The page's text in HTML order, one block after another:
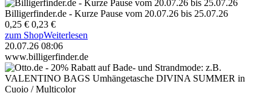
Billigerfinder.de - Kurze Pause vom 20.07.26 bis 25.07.26
0,25 € 0,23 €
zum ShopWeiterlesen
20.07.26 08:06
www.billigerfinder.de